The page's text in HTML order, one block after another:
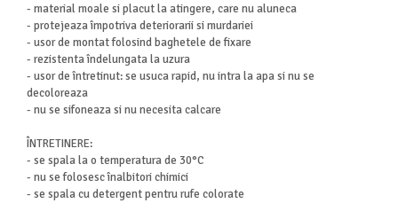
- material moale si placut la atingere, care nu aluneca
- protejeaza împotriva deteriorarii si murdariei
- usor de montat folosind baghetele de fixare
- rezistenta îndelungata la uzura
- usor de întretinut: se usuca rapid, nu intra la apa si nu se
decoloreaza
- nu se sifoneaza si nu necesita calcare
ÎNTRETINERE:
- se spala la o temperatura de 30°C
- nu se folosesc înalbitori chimici
- se spala cu detergent pentru rufe colorate